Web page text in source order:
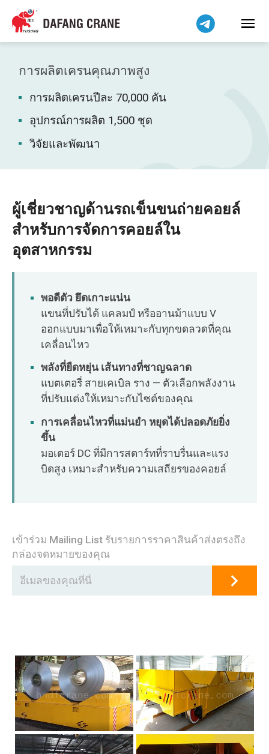
การผลิตเครนคุณภาพสูง
การผลิตเครนปีละ 70,000 คัน
อุปกรณ์การผลิต 1,500 ชุด
วิจัยและพัฒนา
ผู้เชี่ยวชาญด้านรถเข็นขนถ่ายคอยล์
สำหรับการจัดการคอยล์ใน
อุตสาหกรรม
พอดีตัว ยึดเกาะแน่น
แขนที่ปรับได้ แคลมป์ หรืออานม้าแบบ V
ออกแบบมาเพื่อให้เหมาะกับทุกขดลวดที่คุณ
เคลื่อนไหว
พลังที่ยืดหยุ่น เส้นทางที่ชาญฉลาด
แบตเตอรี่ สายเคเบิล ราง — ตัวเลือกพลังงาน
ที่ปรับแต่งให้เหมาะกับไซต์ของคุณ
การเคลื่อนไหวที่แม่นยำ หยุดได้ปลอดภัยยิ่ง
ขึ้น
มอเตอร์ DC ที่มีการสตาร์ทที่ราบรื่นและแรง
บิดสูง เหมาะสำหรับความเสถียรของคอยล์
เข้าร่วม Mailing List รับรายการราคาสินค้าส่งตรงถึง
กล่องจดหมายของคุณ
Bahasa Indonesia
Bahasa Melayu
Tiếng Việt
简体中文
فارسی
Pilipino
اردو
Беларуская мова
Kiswahili
Dansk
Norsk
O‘zbekcha